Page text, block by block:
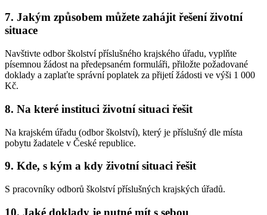
7. Jakým způsobem můžete zahájit řešení životní
situace
Navštivte odbor školství příslušného krajského úřadu, vyplňte
písemnou žádost na předepsaném formuláři, přiložte požadované
doklady a zaplaťte správní poplatek za přijetí žádosti ve výši 1 000
Kč.
8. Na které instituci životní situaci řešit
Na krajském úřadu (odbor školství), který je příslušný dle místa
pobytu žadatele v České republice.
9. Kde, s kým a kdy životní situaci řešit
S pracovníky odborů školství příslušných krajských úřadů.
10. Jaké doklady je nutné mít s sebou